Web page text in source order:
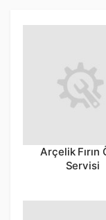
Arçelik Fırın
Servisi